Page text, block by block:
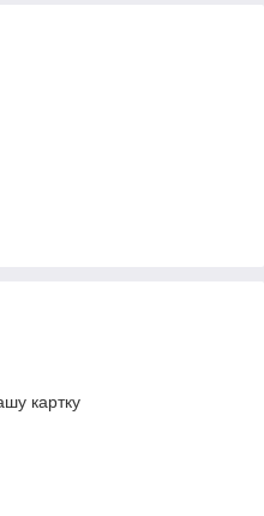
картку